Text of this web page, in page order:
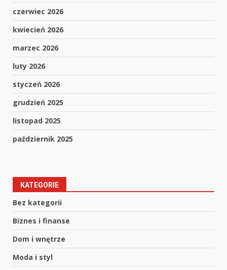
czerwiec 2026
kwiecień 2026
marzec 2026
luty 2026
styczeń 2026
grudzień 2025
listopad 2025
październik 2025
KATEGORIE
Bez kategorii
Biznes i finanse
Dom i wnętrze
Moda i styl